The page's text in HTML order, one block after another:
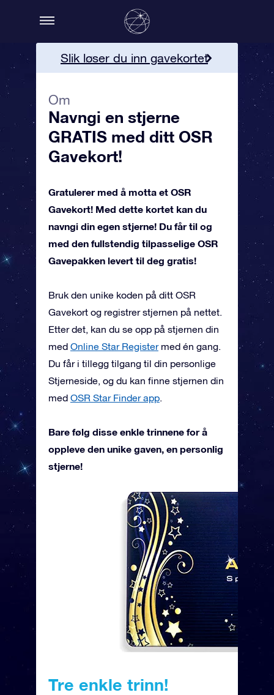
Slik løser du inn gavekortet
Bestill OSR Gavekortet!
Om
Navngi en stjerne
GRATIS med ditt OSR
Gavekort!
Gratulerer med å motta et OSR
Gavekort! Med dette kortet kan du
navngi din egen stjerne! Du får til og
med den fullstendig tilpasselige OSR
Gavepakken levert til deg gratis!
Bruk den unike koden på ditt OSR
Gavekort og registrer stjernen på nettet.
Etter det, kan du se opp på stjernen din
med Online Star Registermed én gang.
Du får i tillegg tilgang til din personlige
Stjerneside, og du kan finne stjernen din
med OSR Star Finder app.
Bare følg disse enkle trinnene for å
oppleve den unike gaven, en personlig
stjerne!
Tre enkle trinn!